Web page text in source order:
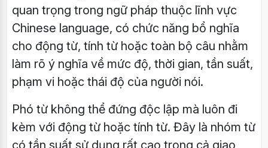
quan trọng trong ngữ pháp thuộc lĩnh vực
Chinese language, có chức năng bổ nghĩa
cho động từ, tính từ hoặc toàn bộ câu nhằm
làm rõ ý nghĩa về mức độ, thời gian, tần suất,
phạm vi hoặc thái độ của người nói.
Phó từ không thể đứng độc lập mà luôn đi
kèm với động từ hoặc tính từ. Đây là nhóm từ
có tần suất sử dụng rất cao trong cả giao